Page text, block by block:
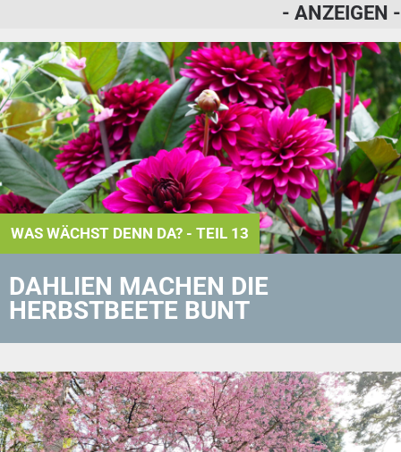
- ANZEIGEN -
WAS WÄCHST DENN DA? - TEIL 13
DAHLIEN MACHEN DIE
HERBSTBEETE BUNT